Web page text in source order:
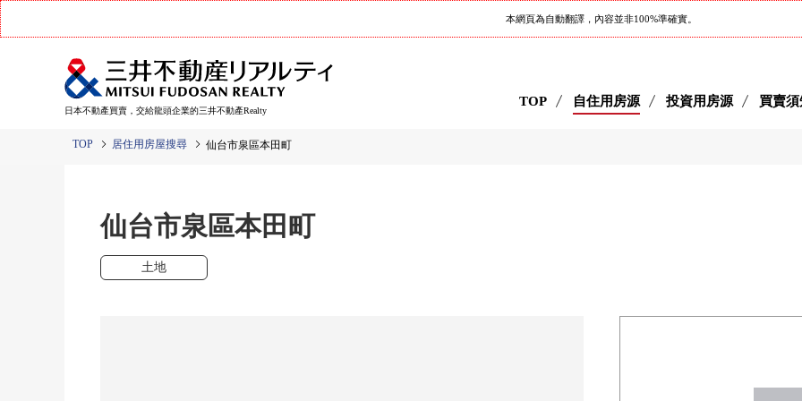
本網頁為自動翻譯，內容並非100%準確實。
日本不動產買賣，交給龍頭企業的三井不動產Realty
TOP 自住用房源 投資用房源 買賣須
TOP 居住用房屋搜尋 仙台市泉區本田町
仙台市泉區本田町
土地